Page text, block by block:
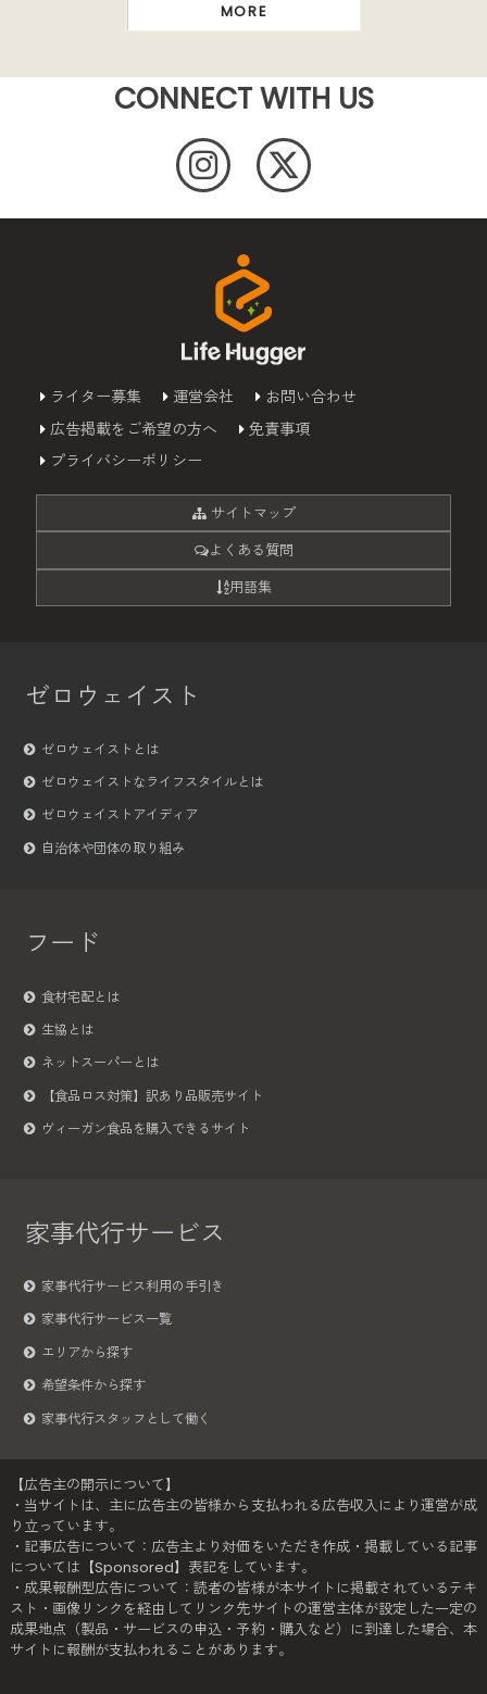
MORE
CONNECT WITH US
ライター募集 運営会社
お問い合わせ
広告掲載をご希望の方へ
免責事項
プライバシーポリシー
サイトマップ
よくある質問
用語集
ゼロウェイスト
ゼロウェイストとは
ゼロウェイストなライフスタイルとは
ゼロウェイストアイディア
自治体や団体の取り組み
フード
食材宅配とは
生協とは
ネットスーパーとは
【食品ロス対策】訳あり品販売サイト
ヴィーガン食品を購入できるサイト
家事代行サービス
家事代行サービス利用の手引き
家事代行サービス一覧
エリアから探す
希望条件から探す
家事代行スタッフとして働く
【広告主の開示について】
・当サイトは、主に広告主の皆様から支払われる広告収入により運営が成
り立っています。
・記事広告について：広告主より対価をいただき作成・掲載している記事
については【Sponsored】表記をしています。
・成果報酬型広告について：読者の皆様が本サイトに掲載されているテキ
スト・画像リンクを経由してリンク先サイトの運営主体が設定した一定の
成果地点（製品・サービスの申込・予約・購入など）に到達した場合、本
サイトに報酬が支払われることがあります。